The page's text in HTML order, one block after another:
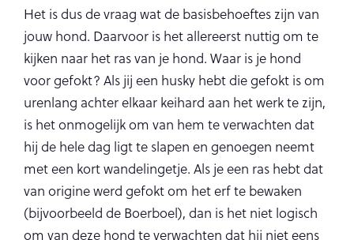
Het is dus de vraag wat de basisbehoeftes zijn van
jouw hond. Daarvoor is het allereerst nuttig om te
kijken naar het ras van je hond. Waar is je hond
voor gefokt? Als jij een husky hebt die gefokt is om
urenlang achter elkaar keihard aan het werk te zijn,
is het onmogelijk om van hem te verwachten dat
hij de hele dag ligt te slapen en genoegen neemt
met een kort wandelingetje. Als je een ras hebt dat
van origine werd gefokt om het erf te bewaken
(bijvoorbeeld de Boerboel), dan is het niet logisch
om van deze hond te verwachten dat hij niet eens